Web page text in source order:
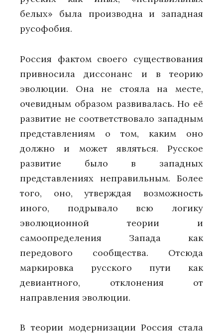
белых» была производна и западная
русофобия.
Россия фактом своего существования
привносила диссонанс и в теорию
эволюции. Она не стояла на месте,
очевидным образом развивалась. Но её
развитие не соответствовало западным
представлениям о том, каким оно
должно и может являться. Русское
развитие было в западных
представлениях неправильным. Более
того, оно, утверждая возможность
иного, подрывало всю логику
эволюционной теории и
самоопределения Запада как
передового сообщества. Отсюда
маркировка русского пути как
девиантного, отклонения от
направления эволюции.
В теории модернизации Россия стала